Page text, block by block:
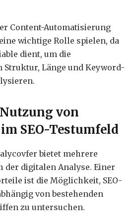
Content-Automatisierung
wichtige Rolle spielen, da
dient, um die
Struktur, Länge und Keyword-
von
SEO-Testumfeld
bietet mehrere
der digitalen Analyse. Einer
ist die Möglichkeit, SEO-
von bestehenden
zu untersuchen.